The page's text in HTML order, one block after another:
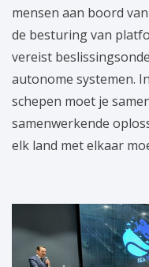
mensen aan boord
de besturing van
vereist
autonome systemen.
schepen moet je
samenwerkende
elk land met elkaar